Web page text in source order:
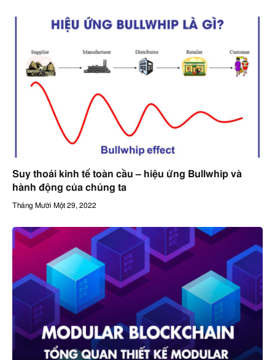
Suy thoái kinh tế toàn cầu – hiệu ứng Bullwhip và
hành động của chúng ta
Tháng Mười Một 29, 2022